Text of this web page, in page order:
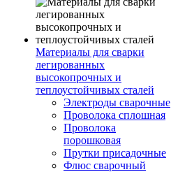
Материалы для сварки
легированных
высокопрочных и
теплоустойчивых сталей
Электроды сварочные
Проволока сплошная
Проволока
порошковая
Прутки присадочные
Флюс сварочный